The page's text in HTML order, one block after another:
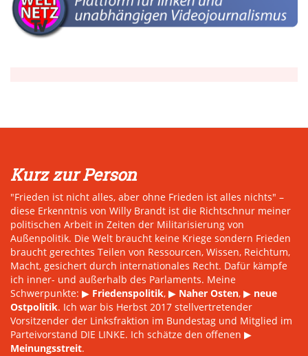
Kurz zur Person
"Frieden ist nicht alles, aber ohne Frieden ist alles nichts" –
diese Erkenntnis von Willy Brandt ist die Richtschnur meiner
politischen Arbeit in Zeiten der Militarisierung von
Außenpolitik. Die Welt braucht keine Kriege sondern Frieden
braucht gerechtes Teilen von Ressourcen, Wissen, Reichtum,
Macht, gesichert durch internationales Recht. Dafür kämpfe
ich inner- und außerhalb des Parlaments. Meine
Schwerpunkte: ▶ Friedenspolitik, ▶ Naher Osten, ▶ neue
Ostpolitik. Ich war bis Herbst 2017 stellvertretender
Vorsitzender der Linksfraktion im Bundestag und Mitglied im
Parteivorstand DIE LINKE. Ich schätze den offenen ▶
Meinungsstreit.